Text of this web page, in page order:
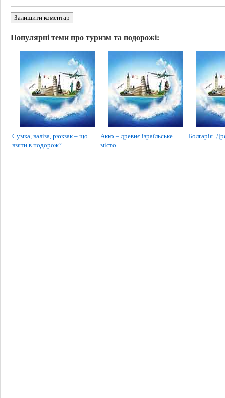
Залишити коментар
Популярні теми про туризм та подорожі:
Сумка, валіза, рюкзак – що
взяти в подорож?
Акко – древнє ізраїльське
місто
Болгарія.